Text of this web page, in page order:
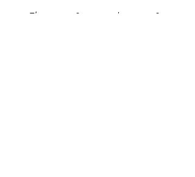
Είμαστε ενθουσιασμένοι που θα